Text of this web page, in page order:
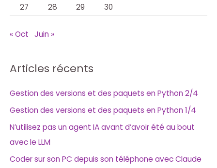
27
28 29 30
« Oct Juin »
Articles récents
Gestion des versions et des paquets en Python 2/4
Gestion des versions et des paquets en Python 1/4
N’utilisez pas un agent IA avant d’avoir été au bout
avec le LLM
Coder sur son PC depuis son téléphone avec Claude